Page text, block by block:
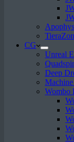
CG
Unreal
Deep
Wombo